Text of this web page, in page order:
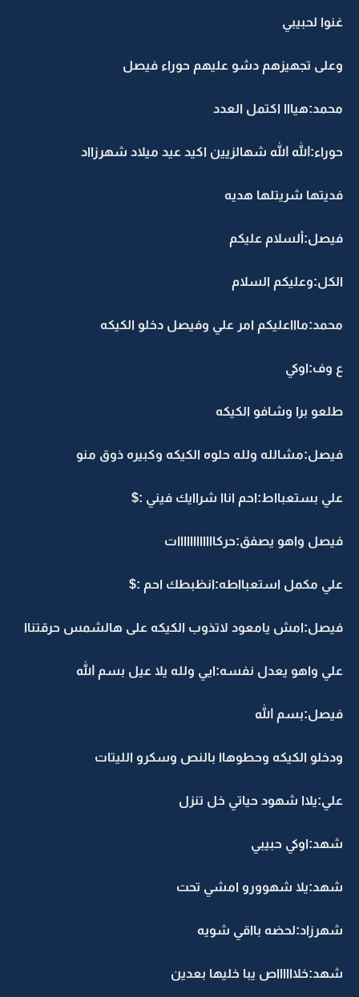
غنوا لحبيبي
وعلى تجهيزهم دشو عليهم حوراء فيصل
محمد:هيااا اكتمل العدد
حوراء:الله الله شهالزيين اكيد عيد ميلاد شهرزااد
فديتها شريتلها هديه
فيصل:ألسلام عليكم
الكل:وعليكم السلام
محمد:ماااعليكم امر علي وفيصل دخلو الكيكه
ع وف:اوكي
طلعو برا وشافو الكيكه
فيصل:مشالله ولله حلوه الكيكه وكبيره ذوق منو
علي بستعبااط:احم اناا شراايك فيني :$
فيصل واهو يصفق:حركاااااااااااات
علي مكمل استعبااطه:انظبطك احم :$
فيصل:امش يامعود لاتذوب الكيكه على هالشمس حرقتناا
علي واهو يعدل نفسه:ايي ولله يلا عيل بسم الله
فيصل:بسم الله
ودخلو الكيكه وحطوهاا بالنص وسكرو الليتات
علي:يلاا شهود حياتي خل تنزل
شهد:اوكي حبيبي
شهد:يلا شهوورو امشي تحت
شهرزاد:لحضه بااقي شويه
شهد:خلااااااص يبا خليها بعدين